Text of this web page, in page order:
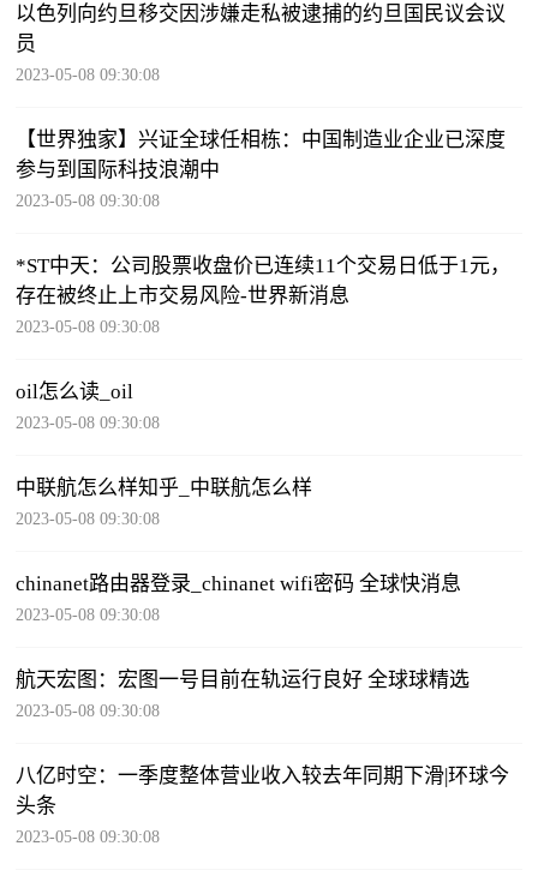
以色列向约旦移交因涉嫌走私被逮捕的约旦国民议会议
员
2023-05-08 09:30:08
【世界独家】兴证全球任相栋：中国制造业企业已深度
参与到国际科技浪潮中
2023-05-08 09:30:08
*ST中天：公司股票收盘价已连续11个交易日低于1元，
存在被终止上市交易风险-世界新消息
2023-05-08 09:30:08
oil怎么读_oil
2023-05-08 09:30:08
中联航怎么样知乎_中联航怎么样
2023-05-08 09:30:08
chinanet路由器登录_chinanet wifi密码 全球快消息
2023-05-08 09:30:08
航天宏图：宏图一号目前在轨运行良好 全球球精选
2023-05-08 09:30:08
八亿时空：一季度整体营业收入较去年同期下滑|环球今
头条
2023-05-08 09:30:08